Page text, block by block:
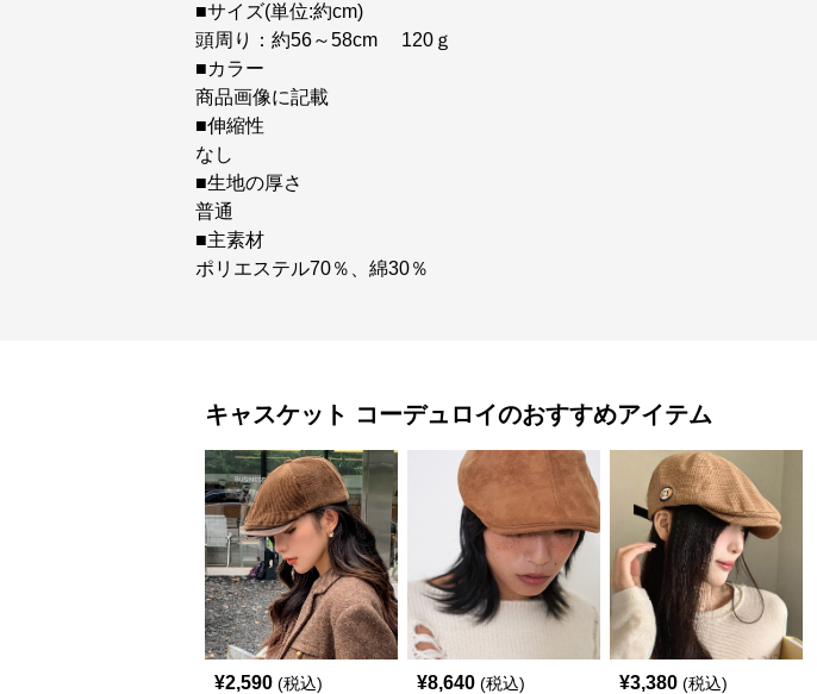
■サイズ(単位:約cm)
頭周り：約56～58cm 120ｇ
■カラー
商品画像に記載
■伸縮性
なし
■生地の厚さ
普通
■主素材
ポリエステル70％、綿30％
キャスケット コーデュロイのおすすめアイテム
¥2,590 (税込) ¥8,640 (税込) ¥3,380 (税込)